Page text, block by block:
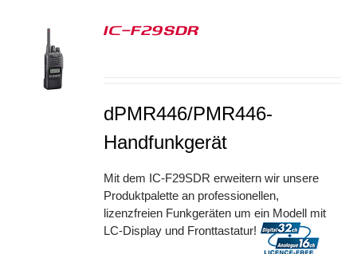
IC-F29SDR
dPMR446/PMR446-
Handfunkgerät
Mit dem IC-F29SDR erweitern wir unsere
Produktpalette an professionellen,
lizenzfreien Funkgeräten um ein Modell mit
LC-Display und Fronttastatur!